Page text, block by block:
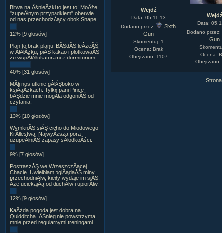
Bitwa na ÂśnieÂżki to jest to! MoÂże
"zupeÂłnym przypadkiem" oberwie
od nas przechodzÂący obok Snape.
12% [9 głosów]
Plan to brak planu. BĂŞdĂŞ leÂżeĂŚ
w ÂłĂłÂżku, piĂŚ kakao i plotkowaĂŚ
ze wspĂłÂłlokatorami z dormitorium.
40% [31 głosów]
MĂłj nos utknie gÂłĂŞboko w
ksiÂąÂżkach. Tylko pani Pince
bĂŞdzie mnie mogÂła odgoniĂŚ od
czytania.
13% [10 głosów]
WymknĂŞ siĂŞ cicho do Miodowego
KrĂłlestwa. NajwyÂższa pora
uzupeÂłniĂŚ zapasy sÂłodkoÂści.
9% [7 głosów]
PostraszĂŞ we WrzeszczÂącej
Chacie. Uwielbiam oglÂądaĂŚ miny
przechodniĂłw, kiedy wydaje im siĂŞ,
Âże uciekajÂą od duchĂłw i upiorĂłw.
12% [9 głosów]
KaÂżda pogoda jest dobra na
Quidditcha. ÂŚnieg nie powstrzyma
mnie przed regularnymi treningami.
Wejdź
Data: 05.11.13
Dodano przez:
Sixth
Gun
Skomentuj: 1
Ocena: Brak
Obejrzano: 1107
Wejdź
Data:
Dodano przez:
Gun
Ocena:
Obejrzano: